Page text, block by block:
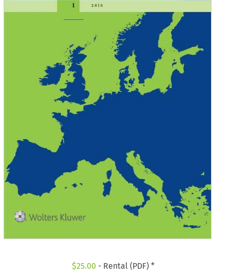
$25.00 - Rental (PDF) *